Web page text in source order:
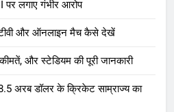
पर लगाए गंभीर आरोप
टीवी और ऑनलाइन मैच कैसे देखें
और स्टेडियम की पूरी जानकारी
अरब डॉलर के क्रिकेट साम्राज्य का
Net Worth 2026: 18.5 अरब डॉलर